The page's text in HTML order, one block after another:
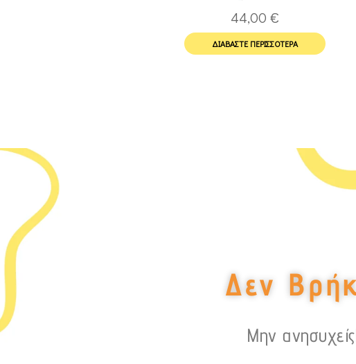
44,00 €
ΔΙΑΒΆΣΤΕ ΠΕΡΙΣΣΌΤΕΡΑ
Δεν
Μην